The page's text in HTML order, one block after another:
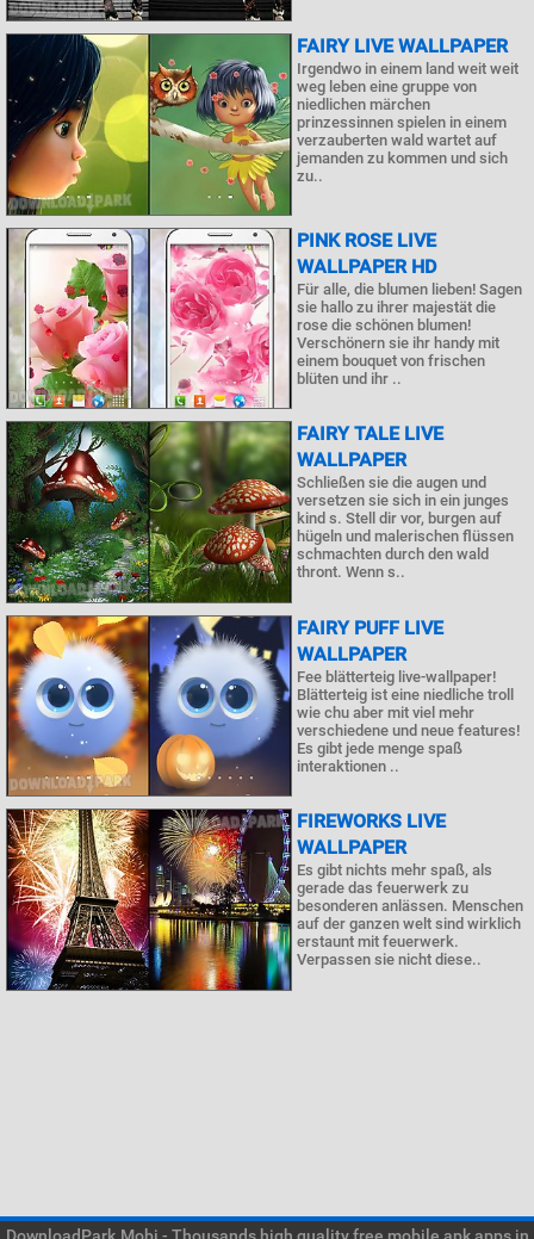
FAIRY LIVE WALLPAPER
Irgendwo in einem land weit weit
weg leben eine gruppe von
niedlichen märchen
prinzessinnen spielen in einem
verzauberten wald wartet auf
jemanden zu kommen und sich
zu..
PINK ROSE LIVE
WALLPAPER HD
Für alle, die blumen lieben! Sagen
sie hallo zu ihrer majestät die
rose die schönen blumen!
Verschönern sie ihr handy mit
einem bouquet von frischen
blüten und ihr ..
FAIRY TALE LIVE
WALLPAPER
Schließen sie die augen und
versetzen sie sich in ein junges
kind s. Stell dir vor, burgen auf
hügeln und malerischen flüssen
schmachten durch den wald
thront. Wenn s..
FAIRY PUFF LIVE
WALLPAPER
Fee blätterteig live-wallpaper!
Blätterteig ist eine niedliche troll
wie chu aber mit viel mehr
verschiedene und neue features!
Es gibt jede menge spaß
interaktionen ..
FIREWORKS LIVE
WALLPAPER
Es gibt nichts mehr spaß, als
gerade das feuerwerk zu
besonderen anlässen. Menschen
auf der ganzen welt sind wirklich
erstaunt mit feuerwerk.
Verpassen sie nicht diese..
DownloadPark.Mobi - Thousands high quality free mobile apk apps in